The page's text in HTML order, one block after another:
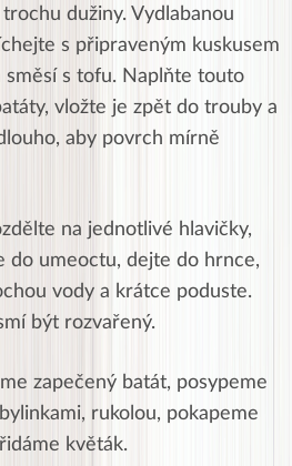
dužiny. Vydlabanou
s připraveným kuskusem
směsí s tofu. Naplňte touto
vložte je zpět do trouby a
aby povrch mírně
na jednotlivé hlavičky,
do umeoctu, dejte do hrnce,
vody a krátce poduste.
být rozvařený.
zapečený batát, posypeme
rukolou, pokapeme
květák.